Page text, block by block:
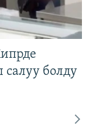
салуу болду